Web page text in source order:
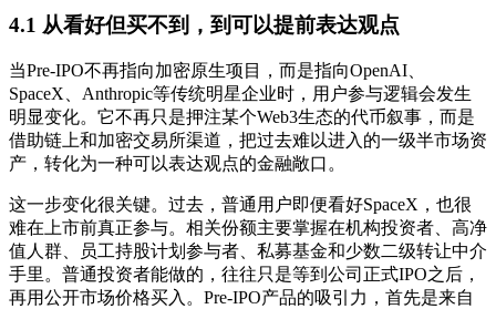
4.1 从看好但买不到，到可以提前表达观点
当Pre-IPO不再指向加密原生项目，而是指向OpenAI、
SpaceX、Anthropic等传统明星企业时，用户参与逻辑会发生
明显变化。它不再只是押注某个Web3生态的代币叙事，而是
借助链上和加密交易所渠道，把过去难以进入的一级半市场资
产，转化为一种可以表达观点的金融敞口。
这一步变化很关键。过去，普通用户即便看好SpaceX，也很
难在上市前真正参与。相关份额主要掌握在机构投资者、高净
值人群、员工持股计划参与者、私募基金和少数二级转让中介
手里。普通投资者能做的，往往只是等到公司正式IPO之后，
再用公开市场价格买入。Pre-IPO产品的吸引力，首先是来自